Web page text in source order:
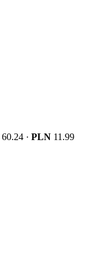
60.24 · PLN 11.99